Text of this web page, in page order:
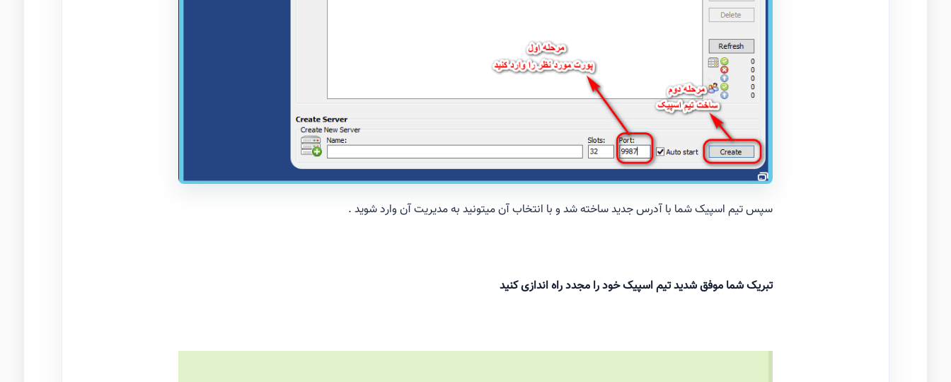
سپس تیم اسپیک شما با آدرس جدید ساخته شد و با انتخاب آن میتونید به مدیریت آن وارد شوید .
تبریک شما موفق شدید تیم اسپیک خود را مجدد راه اندازی کنید